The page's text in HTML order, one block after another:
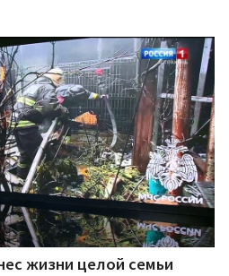
жизни целой семьи